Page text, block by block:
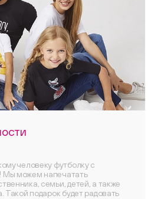
человеку футболку с
можем напечатать
семьи, детей, а также
Такой подарок будет радовать